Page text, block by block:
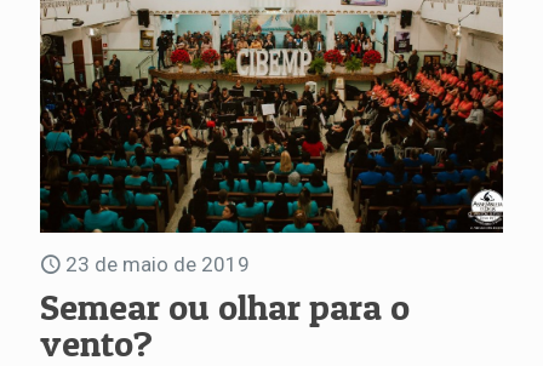
23 de maio de 2019
Semear ou olhar para o
vento?